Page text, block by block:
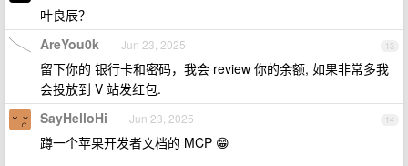
叶良辰？
13
AreYou0k Jun 23, 2025
留下你的 银行卡和密码，我会 review 你的余额, 如果非常多我
会投放到 V 站发红包.
14
SayHelloHi Jun 23, 2025
蹲一个苹果开发者文档的 MCP 😁